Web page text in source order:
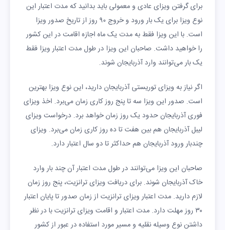
برای گرفتن ویزای عادی و معمولی باید بدانید که مدت اعتبار این
نوع ویزا برای یک بار ورود و خروج ۹۰ روز از تاریخ صدور ویزا
است. با این ویزا فقط به مدت یک ماه اجازه اقامت در این کشور
را خواهید داشت. صاحبان این ویزا در طول مدت اعتبار ویزا فقط
یک بار می‌توانند وارد آذربایجان شوند.
اگر نیاز به ویزای توریستی آذربایجان دارید، این نوع ویزا بهترین
است. صدور این ویزا سه تا پنج روز کاری زمان می‌برد. اخذ ویزای
فوری آذربایجان حدود یک روز زمان خواهد برد. درخواست ویزای
لیبل آذربایجان هم بین هفت تا ده روز کاری زمان می‌برد. ویزای
چندبار ورود آذربایجان هم حداکثر تا دو سال اعتبار دارد.
صاحبان این ویزا می‌توانند در طول مدت اعتبار آن چند بار وارد
خاک آذربایجان شوند. برای دریافت ویزای ترانزیت، پنج روز زمان
لازم دارید. مدت اعتبار ویزای ترانزیت از زمان صدور تا پایان اعتبار
۳۰ روز مهلت دارد. مدت اعتبار و اقامت ویزای ترانزیت با در نظر
داشتن نوع وسیله نقلیه و مسیر مورد استفاده در عبور از کشور